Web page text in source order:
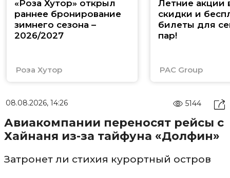
«Роза Хутор» открыл
раннее бронирование
зимнего сезона –
2026/2027
Роза Хутор
Летние акции
скидки и
билеты для
пар!
PAC Group
08.08.2026, 14:26 5144
Авиакомпании переносят рейсы с
Хайнаня из-за тайфуна «Долфин»
Затронет ли стихия курортный остров